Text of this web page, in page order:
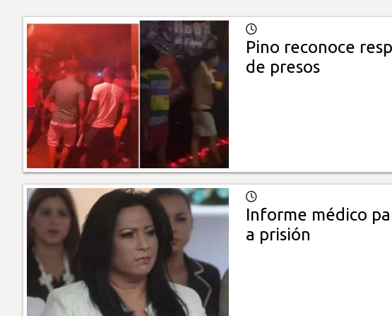
Pino reconoce
de presos
Informe médico
a prisión